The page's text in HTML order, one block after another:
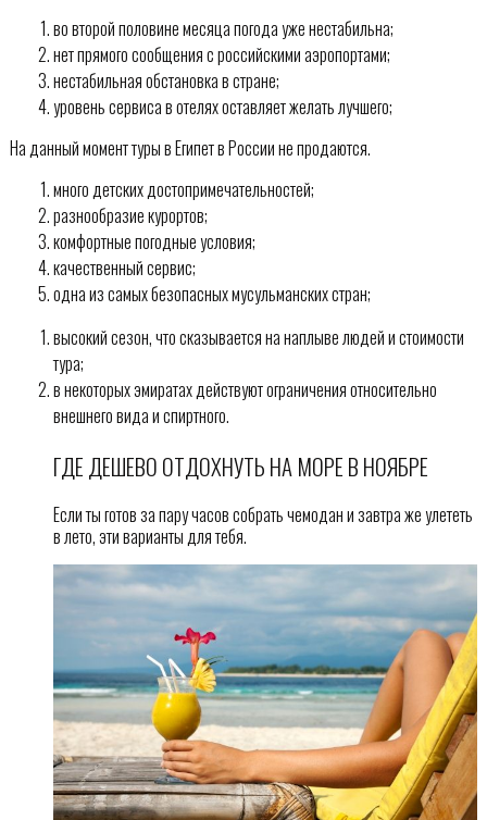
во второй половине месяца погода уже нестабильна;
нет прямого сообщения с российскими аэропортами;
нестабильная обстановка в стране;
уровень сервиса в отелях оставляет желать лучшего;
На данный момент туры в Египет в России не продаются.
много детских достопримечательностей;
разнообразие курортов;
комфортные погодные условия;
качественный сервис;
одна из самых безопасных мусульманских стран;
высокий сезон, что сказывается на наплыве людей и стоимости
тура;
в некоторых эмиратах действуют ограничения относительно
внешнего вида и спиртного.
ГДЕ ДЕШЕВО ОТДОХНУТЬ НА МОРЕ В НОЯБРЕ
Если ты готов за пару часов собрать чемодан и завтра же улететь
в лето, эти варианты для тебя.